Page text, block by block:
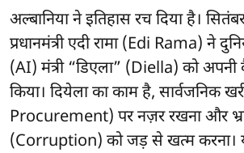
अल्बानिया ने इतिहास रच दिया है।
प्रधानमंत्री एदी रामा (Edi Rama) ने
(AI) मंत्री “डिएला” (Diella) को
किया। दियेला का काम है, सार्वजनिक
Procurement) पर नज़र रखना और
(Corruption) को जड़ से खत्म करना।